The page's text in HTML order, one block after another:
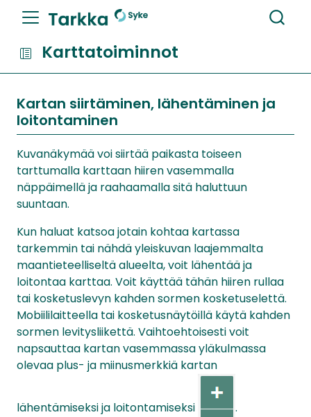
Karttatoiminnot
Kartan siirtäminen, lähentäminen ja
loitontaminen
Kuvanäkymää voi siirtää paikasta toiseen
tarttumalla karttaan hiiren vasemmalla
näppäimellä ja raahaamalla sitä haluttuun
suuntaan.
Kun haluat katsoa jotain kohtaa kartassa
tarkemmin tai nähdä yleiskuvan laajemmalta
maantieteelliseltä alueelta, voit lähentää ja
loitontaa karttaa. Voit käyttää tähän hiiren rullaa
tai kosketuslevyn kahden sormen kosketuselettä.
Mobiililaitteella tai kosketusnäytöillä käytä kahden
sormen levitysliikettä. Vaihtoehtoisesti voit
napsauttaa kartan vasemmassa yläkulmassa
olevaa plus- ja miinusmerkkiä kartan
lähentämiseksi ja loitontamiseksi .